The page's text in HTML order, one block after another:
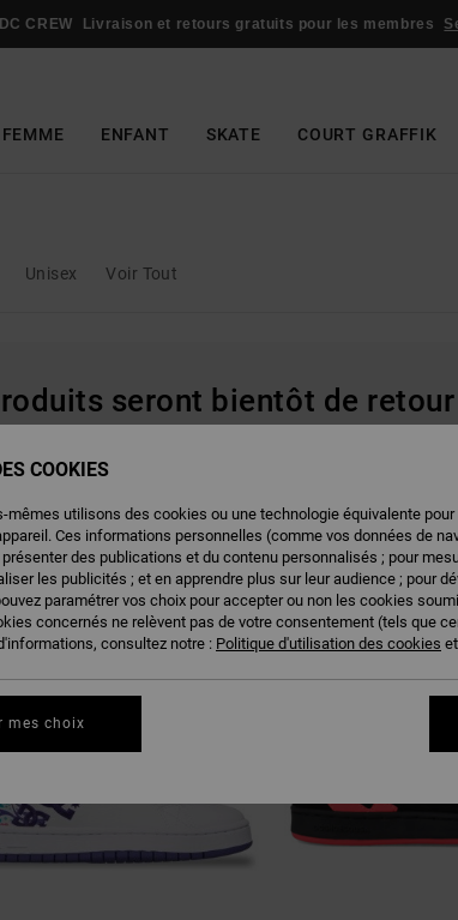
DC CREW Livraison et retours gratuits pour les membres
FEMME ENFANT SKATE COURT GRAFFIK
Unisex Voir Tout
seront bientôt de retour
COOKIES
mêmes utilisons des cookies ou une technologie équivalente
Ces informations personnelles (comme vos données de
des publications et du contenu personnalisés ; pour
les publicités ; et en apprendre plus sur leur audience ; pour
paramétrer vos choix pour accepter ou non les cookies
concernés ne relèvent pas de votre consentement (tels que
consultez notre : Politique d'utilisation des cookies et
mes choix